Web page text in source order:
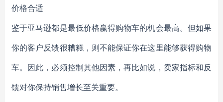
价格合适
鉴于亚马逊都是最低价格赢得购物车的机会最高。但如果
你的客户反馈很糟糕，则不能保证你在这里能够获得购物
车。因此，必须控制其他因素，再比如说，卖家指标和反
馈对你保持销售增长至关重要。